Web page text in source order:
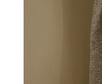
Puddlesuits
Teddy Borg
All Footwear